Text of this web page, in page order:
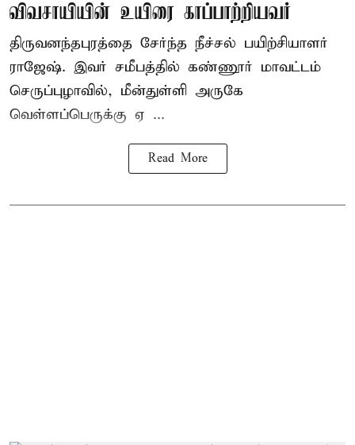
விவசாயியின் உயிரை காப்பாற்றியவர்
திருவனந்தபுரத்தை சேர்ந்த நீச்சல் பயிற்சியாளர்
ராஜேஷ். இவர் சமீபத்தில் கண்ணூர் மாவட்டம்
செருப்புழாவில், மீன்துள்ளி அருகே
வெள்ளப்பெருக்கு ஏ ...
Read More